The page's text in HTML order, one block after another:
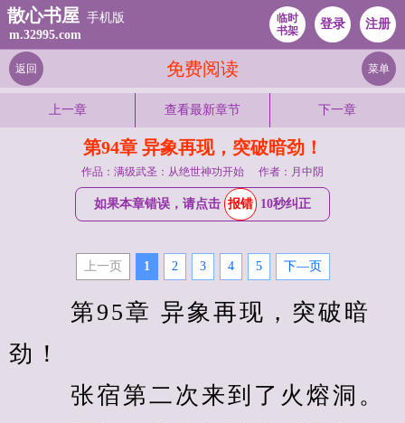
散心书屋 手机版
m.32995.com
临时
书架
登录 注册
免费阅读
返回 菜单
上一章 查看最新章节 下一章
第94章 异象再现，突破暗劲！
作品：满级武圣：从绝世神功开始 作者：月中阴
如果本章错误，请点击 报错 10秒纠正
上一页 1 2 3 4 5 下—页
第95章 异象再现，突破暗
劲！
张宿第二次来到了火熔洞。